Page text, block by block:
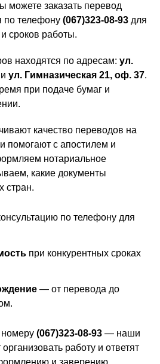
можете заказать перевод
по телефону (067)323-08-93 для
сроков работы.
находятся по адресам: ул.
и ул. Гимназическая 21, оф. 37.
при подаче бумаг и
качество переводов на
помогают с апостилем и
нотариальное
какие документы
стран.
по телефону для
при конкурентных сроках
— от перевода до
(067)323-08-93 — наши
работу и ответят
и заверению